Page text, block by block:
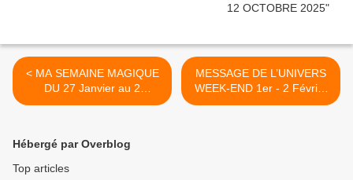
< MA SEMAINE MAGIQUE
DU 27 Janvier au 2
Février 2020
MESSAGE DE L’UNIVERS
WEEK-END 1er - 2 Février
2020 >
Hébergé par Overblog
Top articles